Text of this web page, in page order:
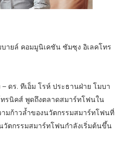
ายล์ คอมมูนิเคชัน ซัมซุง อิเลคโทร
ดร. ทีเอ็ม โรห์ ประธานฝ่าย โมบา
รนิคส์ พูดถึงตลาดสมาร์ทโฟนใน
ามก้าวล้ำของนวัตกรรมสมาร์ทโฟนที่
ตกรรมสมาร์ทโฟนกำลังเริ่มต้นขึ้น